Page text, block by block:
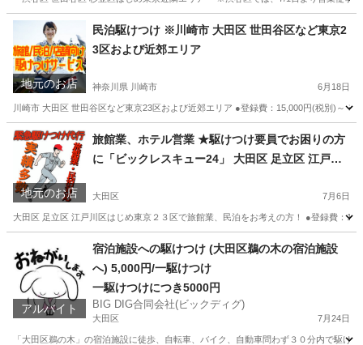
東京 ハウスクリーニング
地元のお店
民泊駆けつけ ※川崎市 大田区 世田谷区など東京2
3区および近郊エリア
神奈川県 川崎市 6月18日
川崎市 大田区 世田谷区など東京23区および近郊エリア ●登録費：15,000円(税別)～
神奈川 川崎市 その他 ホスト
地元のお店
旅館業、ホテル営業 ★駆けつけ要員でお困りの方
に「ビックレスキュー24」 大田区 足立区 江戸川
大田区 7月6日
大田区 足立区 江戸川区はじめ東京２３区で旅館業、民泊をお考えの方！ ●登録費：
生活トラブル ホスト
アルバイト
宿泊施設への駆けつけ (大田区鵜の木の宿泊施設
へ) 5,000円/一駆けつけ
一駆けつけにつき5000円
BIG DIG合同会社(ビックディグ)
大田区 7月24日
「大田区鵜の木」の宿泊施設に徒歩、自転車、バイク、自動車問わず３０分内で駆